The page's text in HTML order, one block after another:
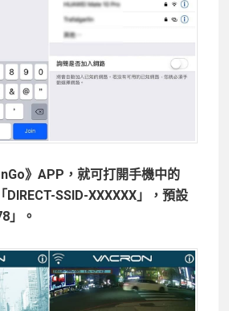
》APP，就可打開手機中的
SSID-XXXXXX」，預設
」。